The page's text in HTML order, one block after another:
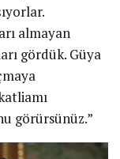
almayan
gördük. Güya
görürsünüz.”